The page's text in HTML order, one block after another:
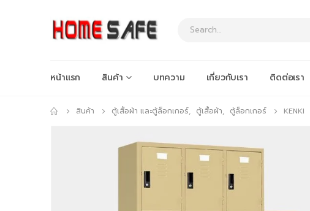
หน้าแรก สินค้า บทความ เกี่ยวกับเรา ติดต่อเรา
สินค้า ตู้เสื้อผ้า และตู้ล็อกเกอร์, ตู้เสื้อผ้า, ตู้ล็อกเกอร์ KENKI